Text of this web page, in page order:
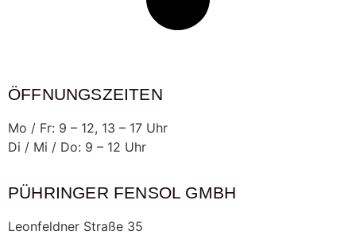
ÖFFNUNGSZEITEN
Mo / Fr: 9 – 12, 13 – 17 Uhr
Di / Mi / Do: 9 – 12 Uhr
PÜHRINGER FENSOL GMBH
Leonfeldner Straße 35